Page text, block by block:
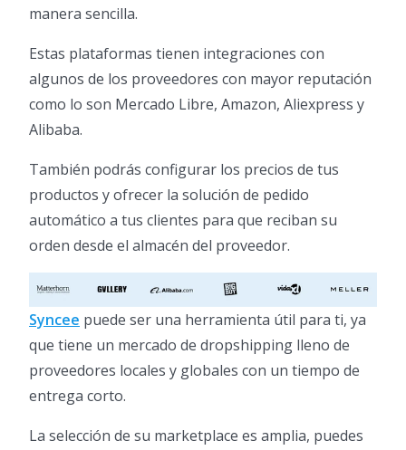
manera sencilla.
Estas plataformas tienen integraciones con
algunos de los proveedores con mayor reputación
como lo son Mercado Libre, Amazon, Aliexpress y
Alibaba.
También podrás configurar los precios de tus
productos y ofrecer la solución de pedido
automático a tus clientes para que reciban su
orden desde el almacén del proveedor.
Syncee puede ser una herramienta útil para ti, ya
que tiene un mercado de dropshipping lleno de
proveedores locales y globales con un tiempo de
entrega corto.
La selección de su marketplace es amplia, puedes